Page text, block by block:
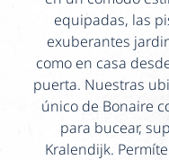
equipadas, las
exuberantes
como en casa
puerta. Nuestras
único de Bonaire
para bucear,
Kralendijk.